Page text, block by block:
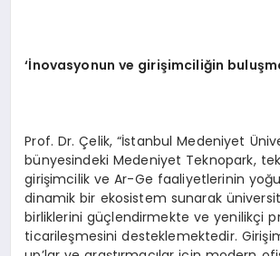
‘İnovasyonun ve girişimciliğin
Prof. Dr. Çelik, “İstanbul Medeniyet
bünyesindeki Medeniyet Teknopark,
girişimcilik ve Ar-Ge faaliyetlerinin
dinamik bir ekosistem sunarak
birliklerini güçlendirmekte ve yenilikçi
ticarileşmesini desteklemektedir.